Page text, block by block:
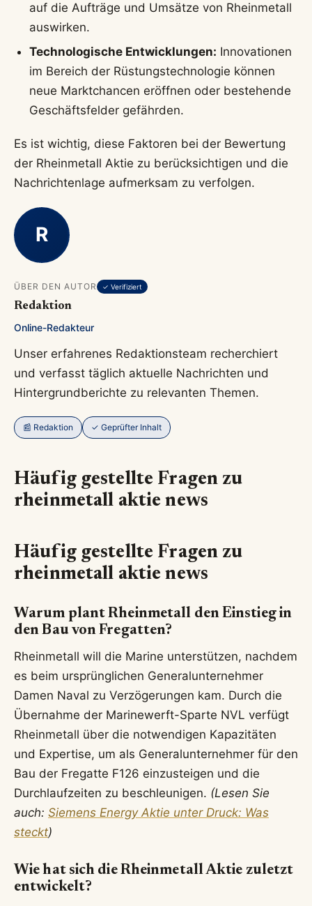
auf die Aufträge und Umsätze von Rheinmetall
auswirken.
Technologische Entwicklungen: Innovationen
im Bereich der Rüstungstechnologie können
neue Marktchancen eröffnen oder bestehende
Geschäftsfelder gefährden.
Es ist wichtig, diese Faktoren bei der Bewertung
der Rheinmetall Aktie zu berücksichtigen und die
Nachrichtenlage aufmerksam zu verfolgen.
R
ÜBER DEN AUTOR ✓ Verifiziert
Redaktion
Online-Redakteur
Unser erfahrenes Redaktionsteam recherchiert
und verfasst täglich aktuelle Nachrichten und
Hintergrundberichte zu relevanten Themen.
📰 Redaktion ✓ Geprüfter Inhalt
Häufig gestellte Fragen zu
rheinmetall aktie news
Häufig gestellte Fragen zu
rheinmetall aktie news
Warum plant Rheinmetall den Einstieg in
den Bau von Fregatten?
Rheinmetall will die Marine unterstützen, nachdem
es beim ursprünglichen Generalunternehmer
Damen Naval zu Verzögerungen kam. Durch die
Übernahme der Marinewerft-Sparte NVL verfügt
Rheinmetall über die notwendigen Kapazitäten
und Expertise, um als Generalunternehmer für den
Bau der Fregatte F126 einzusteigen und die
Durchlaufzeiten zu beschleunigen. (Lesen Sie
auch: Siemens Energy Aktie unter Druck: Was
steckt)
Wie hat sich die Rheinmetall Aktie zuletzt
entwickelt?